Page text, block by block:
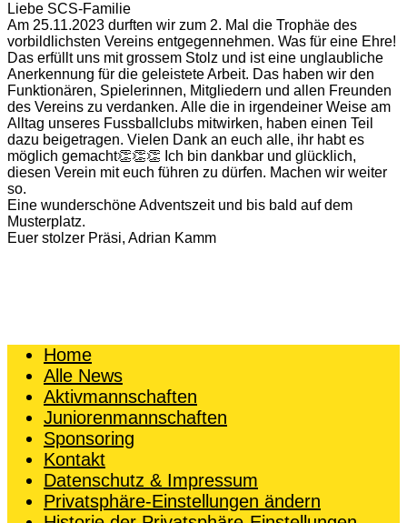
Liebe SCS-Familie
Am 25.11.2023 durften wir zum 2. Mal die Trophäe des
vorbildlichsten Vereins entgegennehmen. Was für eine Ehre!
Das erfüllt uns mit grossem Stolz und ist eine unglaubliche
Anerkennung für die geleistete Arbeit. Das haben wir den
Funktionären, Spielerinnen, Mitgliedern und allen Freunden
des Vereins zu verdanken. Alle die in irgendeiner Weise am
Alltag unseres Fussballclubs mitwirken, haben einen Teil
dazu beigetragen. Vielen Dank an euch alle, ihr habt es
möglich gemacht👏👏👏 Ich bin dankbar und glücklich,
diesen Verein mit euch führen zu dürfen. Machen wir weiter
so.
Eine wunderschöne Adventszeit und bis bald auf dem
Musterplatz.
Euer stolzer Präsi, Adrian Kamm
Home
Alle News
Aktivmannschaften
Juniorenmannschaften
Sponsoring
Kontakt
Datenschutz & Impressum
Privatsphäre-Einstellungen ändern